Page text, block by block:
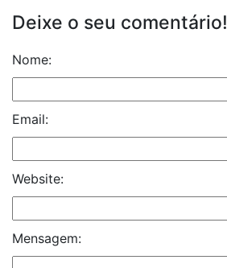
Deixe o seu comentário!
Nome:
Email:
Website:
Mensagem: